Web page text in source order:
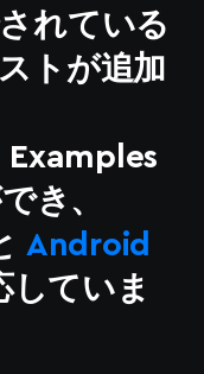
れている
トが追加
き、
Android
していま